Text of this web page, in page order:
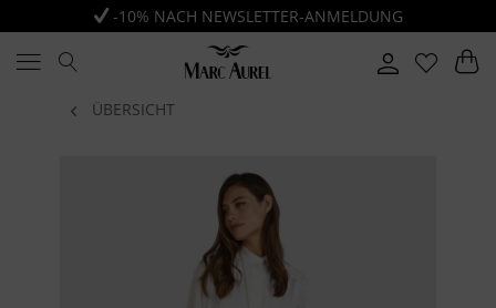
-10% NACH NEWSLETTER-ANMELDUNG
ÜBERSICHT